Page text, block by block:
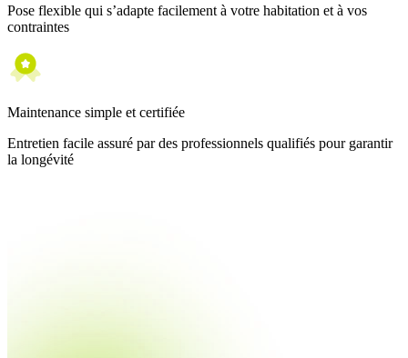
Pose flexible qui s’adapte facilement à votre habitation et à vos
contraintes
Maintenance simple et certifiée
Entretien facile assuré par des professionnels qualifiés pour garantir
la longévité